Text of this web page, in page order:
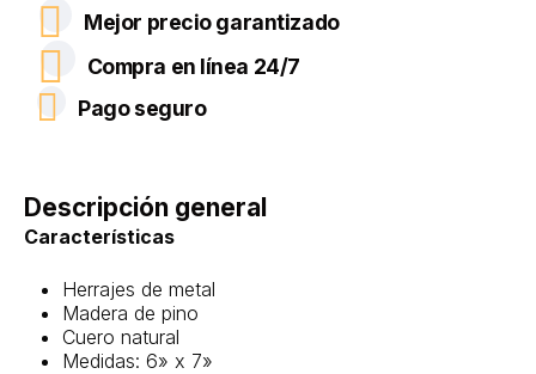
Mejor precio garantizado
Compra en línea 24/7
Pago seguro
Descripción general
Características
Herrajes de metal
Madera de pino
Cuero natural
Medidas: 6» x 7»